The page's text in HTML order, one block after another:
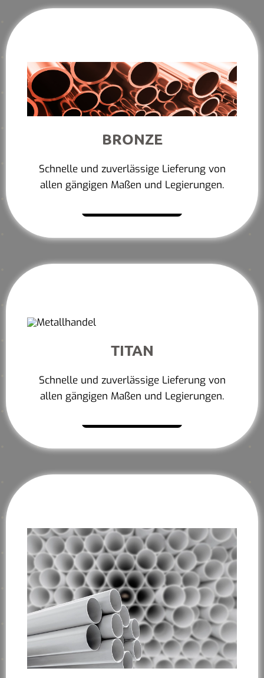
BRONZE
Schnelle und zuverlässige Lieferung von
allen gängigen Maßen und Legierungen.
TITAN
Schnelle und zuverlässige Lieferung von
allen gängigen Maßen und Legierungen.